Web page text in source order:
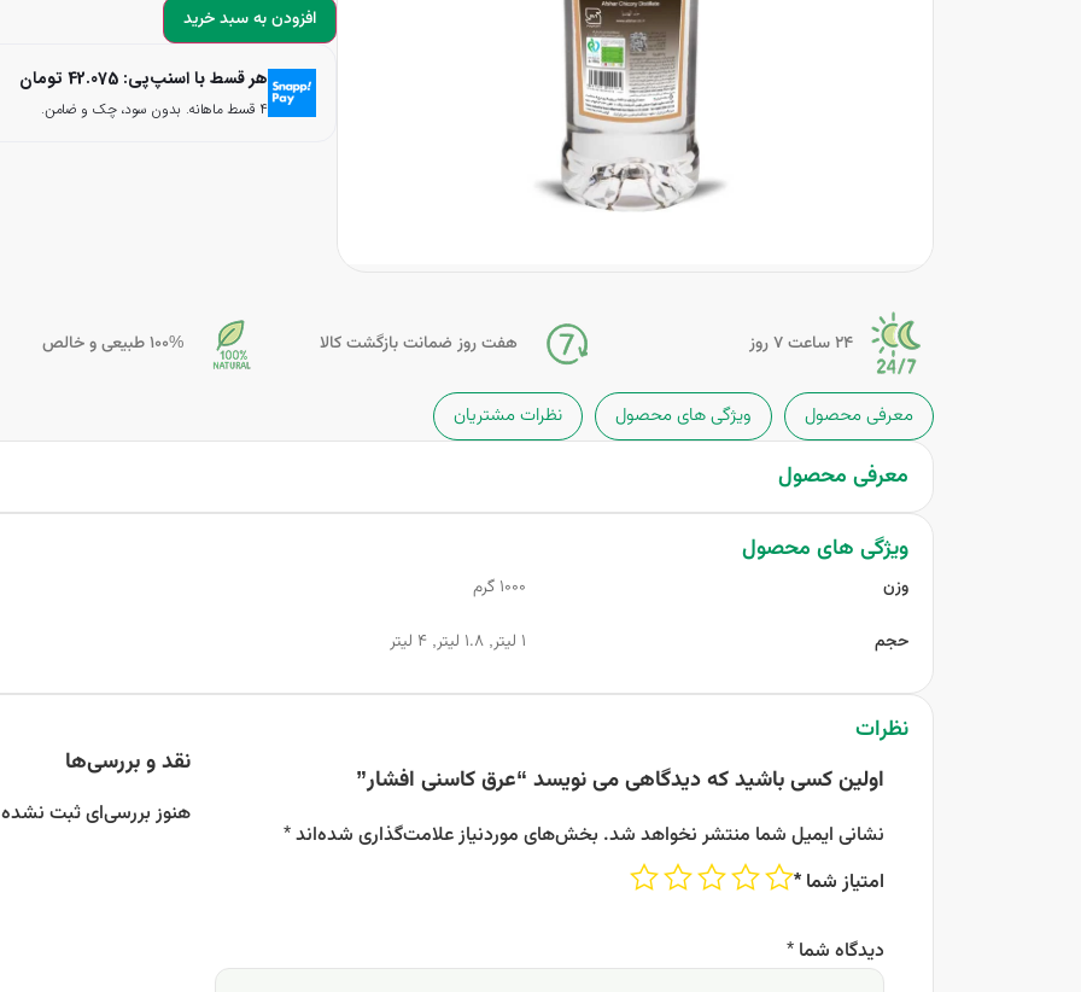
افزودن به سبد خرید
هر قسط با اسنپ‌پی: 42.075 تومان
۴ قسط ماهانه. بدون سود، چک و ضامن.
24 ساعت 7 روز هفت روز ضمانت بازگشت کالا 100% طبیعی و خالص
معرفی محصول ویژگی های محصول نظرات مشتریان
معرفی محصول
ویژگی های محصول
وزن
1000 گرم
حجم
1 لیتر, 1.8 لیتر, 4 لیتر
نظرات
نقد و بررسی‌ها
هنوز بررسی‌ای ثبت
اولین کسی باشید که دیدگاهی می نویسد “عرق کاسنی افشار”
نشانی ایمیل شما منتشر نخواهد شد. بخش‌های موردنیاز علامت‌گذاری شده‌اند*
امتیاز شما *
دیدگاه شما *